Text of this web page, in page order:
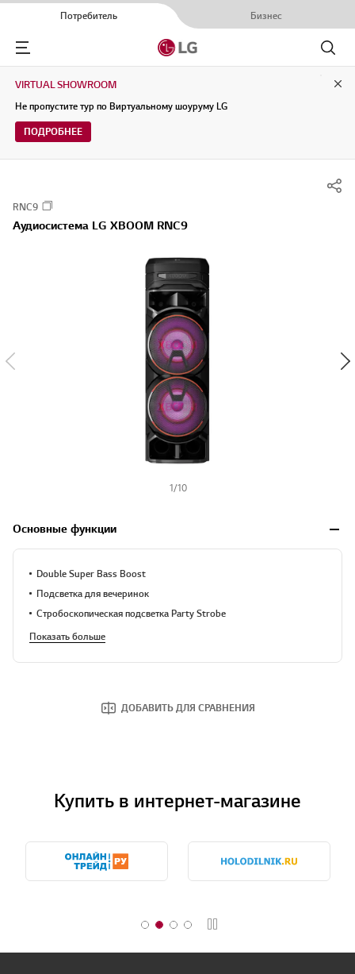
Потребитель Бизнес
Menu
Поиск
VIRTUAL SHOWROOM
Не пропустите тур по Виртуальному шоуруму LG
ПОДРОБНЕЕ
RNC9
Аудиосистема LG XBOOM RNC9
1/10
Основные функции
Double Super Bass Boost
Подсветка для вечеринок
Стробоскопическая подсветка Party Strobe
Показать больше
ДОБАВИТЬ ДЛЯ СРАВНЕНИЯ
Купить в интернет-магазине
Стоп